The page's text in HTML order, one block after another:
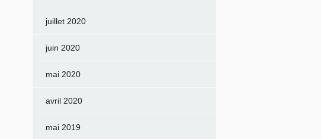
juillet 2020
juin 2020
mai 2020
avril 2020
mai 2019